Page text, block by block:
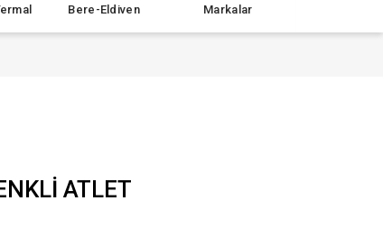
Bere-Eldiven Markalar
ATLET